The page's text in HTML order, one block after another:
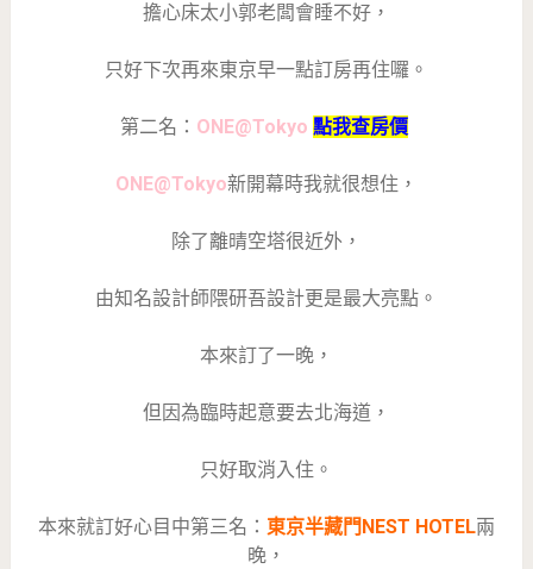
擔心床太小郭老闆會睡不好，
只好下次再來東京早一點訂房再住囉。
第二名： ONE@Tokyo 點我查房價
ONE@Tokyo新開幕時我就很想住，
除了離晴空塔很近外，
由知名設計師隈研吾設計更是最大亮點。
本來訂了一晚，
但因為臨時起意要去北海道，
只好取消入住。
本來就訂好心目中第三名： 東京半藏門NEST HOTEL兩
晚，